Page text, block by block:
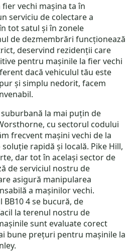
vechi mașina ta în
serviciu de colectare a
tot satul și în zonele
de dezmembrări funcționează
deservind rezidenții care
pentru mașinile la fier vechi
dacă vehiculul tău este
și simplu nedorit, facem
la mai puțin de
cu sectorul codului
frecvent mașini vechi de la
rapidă și locală. Pike Hill,
dar tot în același sector de
de serviciul nostru de
asigură manipularea
a mașinilor vechi.
4 se bucură, de
la terenul nostru de
sunt evaluate corect
bune prețuri pentru mașinile la